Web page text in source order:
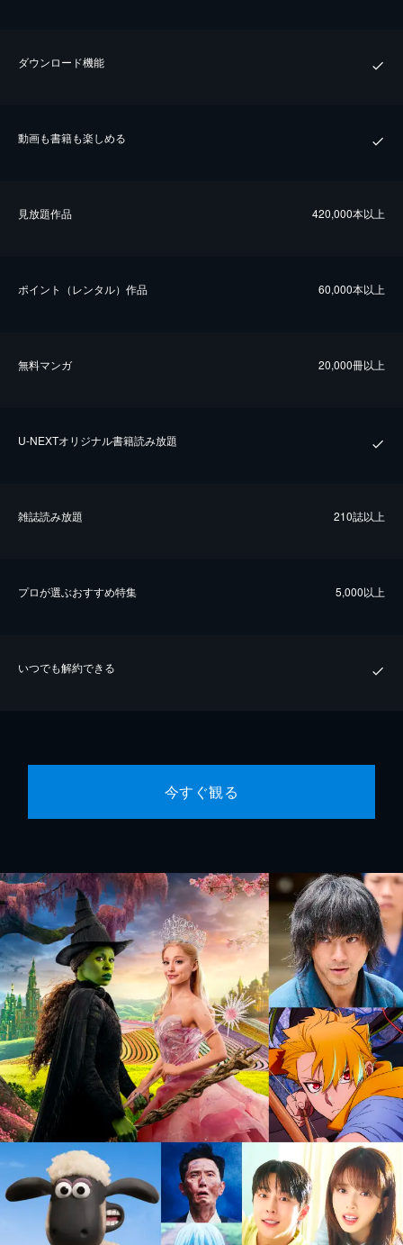
ダウンロード機能
動画も書籍も楽しめる
⾒放題作品 420,000本以上
ポイント（レンタル）作品 60,000本以上
無料マンガ 20,000冊以上
U-NEXTオリジナル書籍読み放題
雑誌読み放題 210誌以上
プロが選ぶおすすめ特集 5,000以上
いつでも解約できる
今すぐ観る